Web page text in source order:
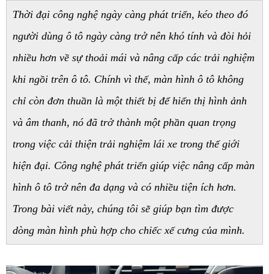
Thời đại công nghệ ngày càng phát triển, kéo theo đó
người dùng ô tô ngày càng trở nên khó tính và đòi hỏi
nhiều hơn về sự thoải mái và nâng cấp các trải nghiệm
khi ngồi trên ô tô. Chính vì thế, màn hình ô tô không
chỉ còn đơn thuần là một thiết bị để hiển thị hình ảnh
và âm thanh, nó đã trở thành một phần quan trọng
trong việc cải thiện trải nghiệm lái xe trong thế giới
hiện đại. Công nghệ phát triển giúp việc nâng cấp màn
hình ô tô trở nên đa dạng và có nhiều tiện ích hơn.
Trong bài viết này, chúng tôi sẽ giúp bạn tìm được
dòng màn hình phù hợp cho chiếc xế cưng của mình.